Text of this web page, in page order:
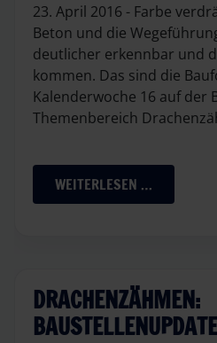
23. April 2016 - Farbe
Beton und die
deutlicher erkennbar und
kommen. Das sind die
Kalenderwoche 16 auf der
Themenbereich
WEITERLESEN …
DRACHENZÄHMEN: